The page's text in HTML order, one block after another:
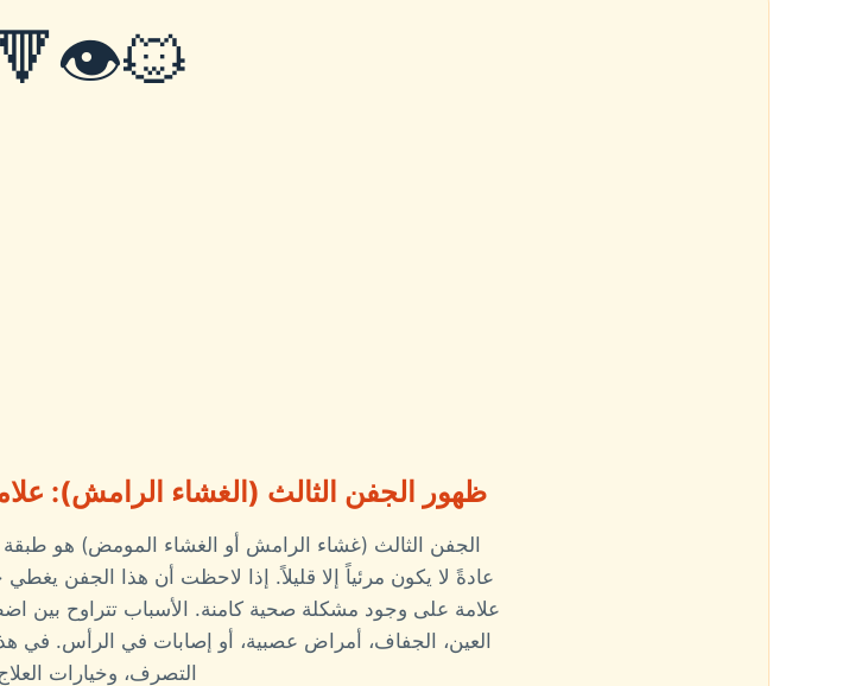
ظهور الجفن الثالث (الغشاء الرامش):
الجفن الثالث (غشاء الرامش أو الغشاء المومض) هو طبقة
عادةً لا يكون مرئياً إلا قليلاً. إذا لاحظت أن هذا الجفن
علامة على وجود مشكلة صحية كامنة. الأسباب تتراوح بين
العين، الجفاف، أمراض عصبية، أو إصابات في الرأس. في
التصرف، وخيارات